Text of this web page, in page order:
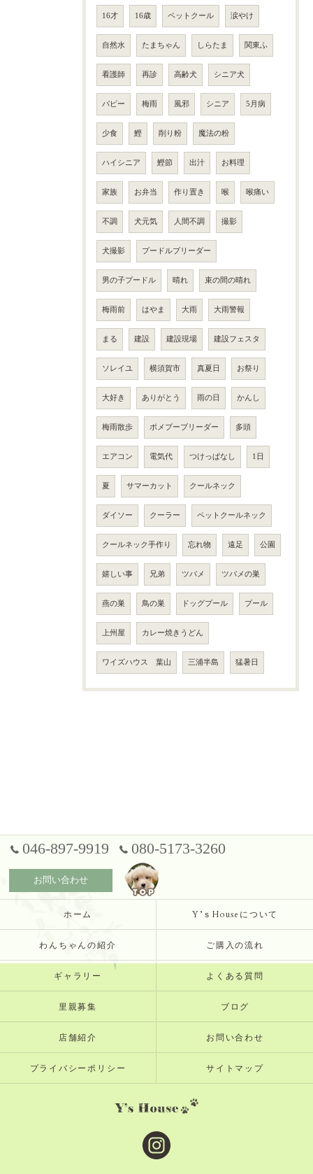
16才 16歳 ペットクール 涙やけ
自然水 たまちゃん しらたま 関東ふ
看護師 再診 高齢犬 シニア犬
パピー 梅雨 風邪 シニア 5月病
少食 鰹 削り粉 魔法の粉
ハイシニア 鰹節 出汁 お料理
家族 お弁当 作り置き 喉 喉痛い
不調 犬元気 人間不調 撮影
犬撮影 プードルブリーダー
男の子プードル 晴れ 束の間の晴れ
梅雨前 はやま 大雨 大雨警報
まる 建設 建設現場 建設フェスタ
ソレイユ 横須賀市 真夏日 お祭り
大好き ありがとう 雨の日 かんし
梅雨散歩 ポメプーブリーダー 多頭
エアコン 電気代 つけっぱなし 1日
夏 サマーカット クールネック
ダイソー クーラー ペットクールネック
クールネック手作り 忘れ物 遠足 公園
嬉しい事 兄弟 ツバメ ツバメの巣
燕の巣 鳥の巣 ドッグプール プール
上州屋 カレー焼きうどん
ワイズハウス 葉山 三浦半島 猛暑日
046-897-9919 080-5173-3260
お問い合わせ
ホーム Y’ｓHouseについて
わんちゃんの紹介 ご購入の流れ
ギャラリー よくある質問
里親募集 ブログ
店舗紹介 お問い合わせ
プライバシーポリシー サイトマップ